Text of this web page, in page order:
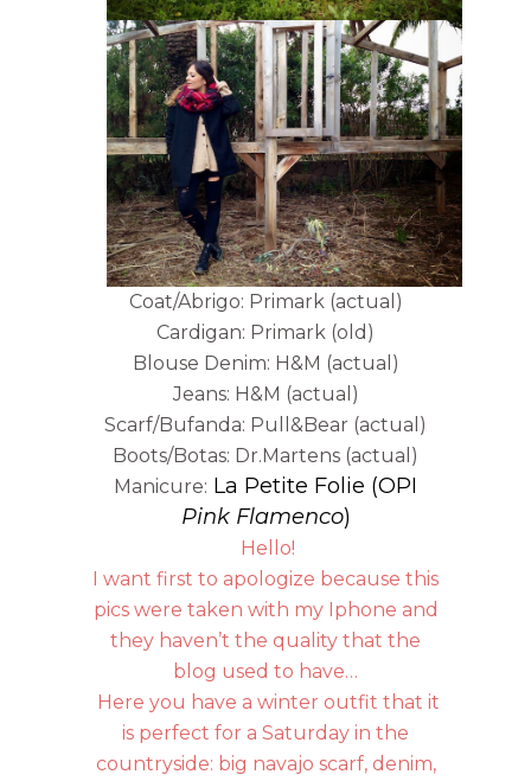
Coat/Abrigo: Primark (actual)
Cardigan: Primark (old)
Blouse Denim: H&M (actual)
Jeans: H&M (actual)
Scarf/Bufanda: Pull&Bear (actual)
Boots/Botas: Dr.Martens (actual)
Manicure: La Petite Folie (OPI
Pink Flamenco)
Hello!
I want first to apologize because this
pics were taken with my Iphone and
they haven’t the quality that the
blog used to have…
Here you have a winter outfit that it
is perfect for a Saturday in the
countryside: big navajo scarf, denim,